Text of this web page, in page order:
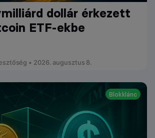
dollár érkezett
ETF-ekbe
• 2026. augusztus 8.
Blokklánc